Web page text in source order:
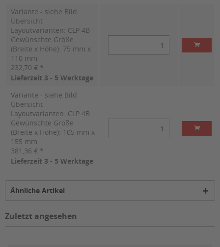
Variante - siehe Bild
Übersicht
Layoutvarianten: CLP 4B
Gewünschte Größe
(Breite x Höhe): 75 mm x
110 mm
232,70 € *
Lieferzeit 3 - 5 Werktage
Variante - siehe Bild
Übersicht
Layoutvarianten: CLP 4B
Gewünschte Größe
(Breite x Höhe): 105 mm x
155 mm
381,36 € *
Lieferzeit 3 - 5 Werktage
Ähnliche Artikel
Zuletzt angesehen